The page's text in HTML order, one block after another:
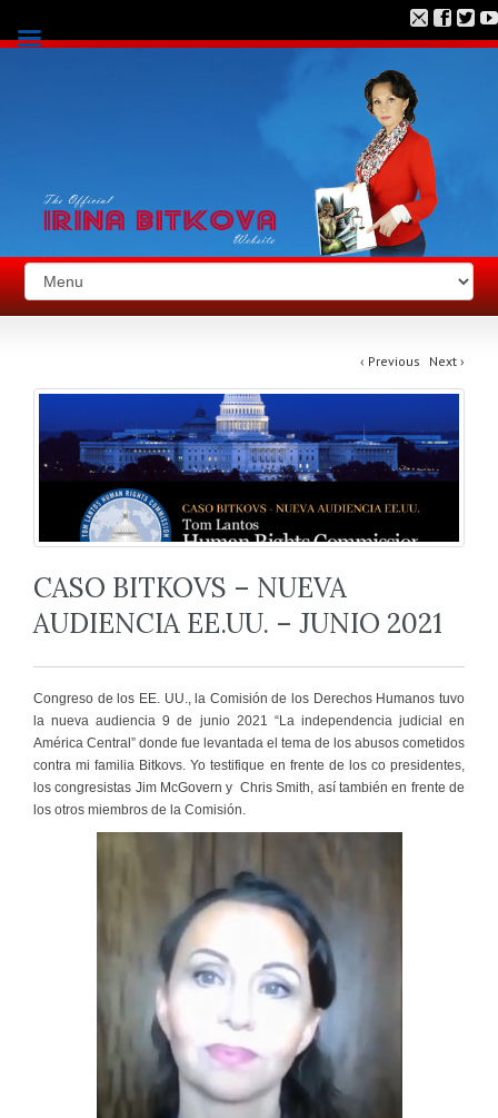
‹ Previous Next ›
CASO BITKOVS – NUEVA
AUDIENCIA EE.UU. – JUNIO 2021
Congreso de los EE. UU., la Comisión de los Derechos Humanos tuvo
la nueva audiencia 9 de junio 2021 “La independencia judicial en
América Central” donde fue levantada el tema de los abusos cometidos
contra mi familia Bitkovs. Yo testifique en frente de los co presidentes,
los congresistas Jim McGovern y Chris Smith, así también en frente de
los otros miembros de la Comisión.